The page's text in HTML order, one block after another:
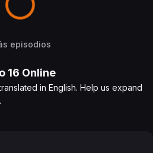
episodios
16 Online
in English. Help us expand